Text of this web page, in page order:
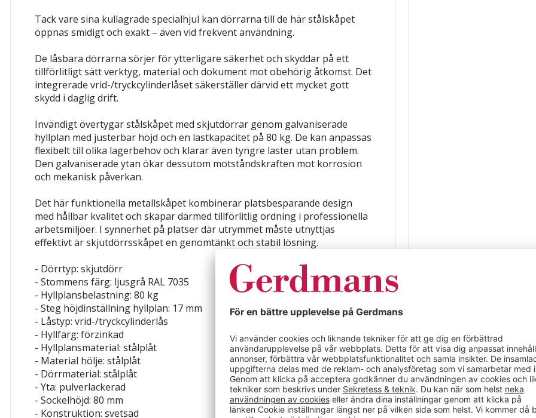
Tack vare sina kullagrade specialhjul kan dörrarna till de här stålskåpet
öppnas smidigt och exakt – även vid frekvent användning.
De låsbara dörrarna sörjer för ytterligare säkerhet och skyddar på ett
tillförlitligt sätt verktyg, material och dokument mot obehörig åtkomst. Det
integrerade vrid-/tryckcylinderlåset säkerställer därvid ett mycket gott
skydd i daglig drift.
Invändigt övertygar stålskåpet med skjutdörrar genom galvaniserade
hyllplan med justerbar höjd och en lastkapacitet på 80 kg. De kan anpassas
flexibelt till olika lagerbehov och klarar även tyngre laster utan problem.
Den galvaniserade ytan ökar dessutom motståndskraften mot korrosion
och mekanisk påverkan.
Det här funktionella metallskåpet kombinerar platsbesparande design
med hållbar kvalitet och skapar därmed tillförlitlig ordning i professionella
arbetsmiljöer. I synnerhet på platser där utrymmet måste utnyttjas
effektivt är skjutdörrsskåpet en genomtänkt och stabil lösning.
- Dörrtyp: skjutdörr
- Stommens färg: ljusgrå RAL 7035
- Hyllplansbelastning: 80 kg
- Steg höjdinställning hyllplan: 17 mm
- Låstyp: vrid-/tryckcylinderlås
- Hyllfärg: förzinkad
- Hyllplansmaterial: stålplåt
- Material hölje: stålplåt
- Dörrmaterial: stålplåt
- Yta: pulverlackerad
- Sockelhöjd: 80 mm
- Konstruktion: svetsad